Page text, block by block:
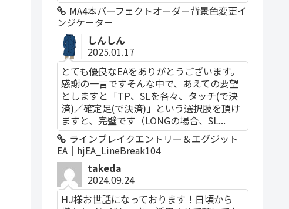
MA4本パーフェクトオーダー背景色変更イ
ンジケーター
しんしん
2025.01.17
とても優良なEAをありがとうございます。
感謝の一言ですそんな中で、あえての要望
としますと「TP、SLを各々、タッチ(で決
済)／確定足(で決済)」という選択肢を頂け
ますと、完璧です（LONGの場合、SL...
ラインブレイクエントリー＆エグジット
EA｜hjEA_LineBreak104
takeda
2024.09.24
HJ様お世話になっております！日頃から